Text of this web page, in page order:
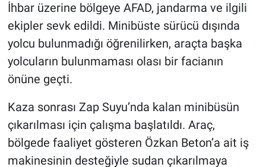
İhbar üzerine bölgeye AFAD, jandarma ve ilgili
ekipler sevk edildi. Minibüste sürücü dışında
yolcu bulunmadığı öğrenilirken, araçta başka
yolcuların bulunmaması olası bir facianın
önüne geçti.
Kaza sonrası Zap Suyu’nda kalan minibüsün
çıkarılması için çalışma başlatıldı. Araç,
bölgede faaliyet gösteren Özkan Beton’a ait iş
makinesinin desteğiyle sudan çıkarılmaya